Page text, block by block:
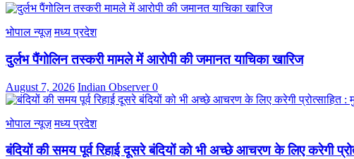
भोपाल न्यूज़ मध्य प्रदेश
दुर्लभ पैंगोलिन तस्करी मामले में आरोपी की जमानत याचिका खारिज
August 7, 2026 Indian Observer0
भोपाल न्यूज़ मध्य प्रदेश
बंदियों की समय पूर्व रिहाई दूसरे बंदियों को भी अच्छे आचरण के लिए करेगी